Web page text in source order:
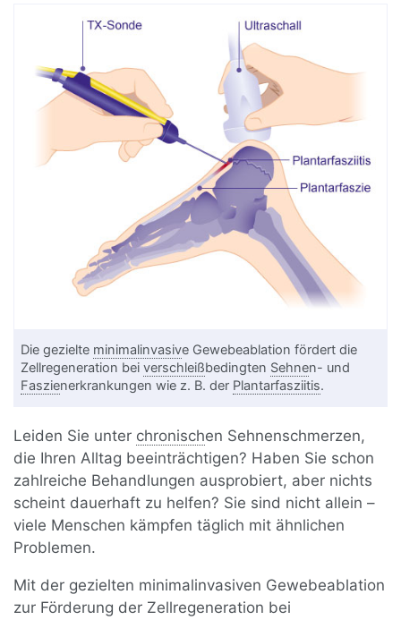
Die gezielte minimalinvasive Gewebeablation fördert die
Zellregeneration beiverschleißbedingten Sehnen- und
Faszienerkrankungen wie z. B. der Plantarfasziitis.
Leiden Sie unter chronischen Sehnenschmerzen,
die Ihren Alltag beeinträchtigen? Haben Sie schon
zahlreiche Behandlungen ausprobiert, aber nichts
scheint dauerhaft zu helfen? Sie sind nicht allein –
viele Menschen kämpfen täglich mit ähnlichen
Problemen.
Mit der gezielten minimalinvasiven Gewebeablation
zur Förderung der Zellregeneration bei